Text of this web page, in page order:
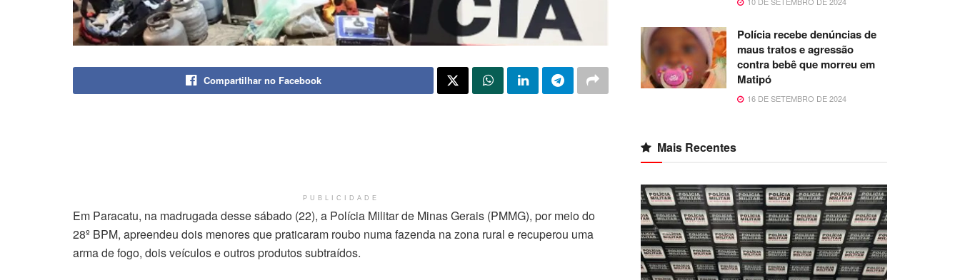
Compartilhar no Facebook
PUBLICIDADE
Em Paracatu, na madrugada desse sábado (22), a Polícia Militar de Minas Gerais (PMMG), por meio do
28º BPM, apreendeu dois menores que praticaram roubo numa fazenda na zona rural e recuperou uma
arma de fogo, dois veículos e outros produtos subtraídos.
Polícia recebe denúncias de
maus tratos e agressão
contra bebê que morreu em
Matipó
16 DE SETEMBRO DE 2024
Mais Recentes